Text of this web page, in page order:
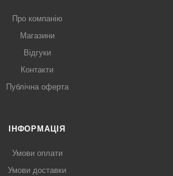
Про компанію
Магазини
Відгуки
Контакти
Публічна оферта
ІНФОРМАЦІЯ
Умови оплати
Умови доставки